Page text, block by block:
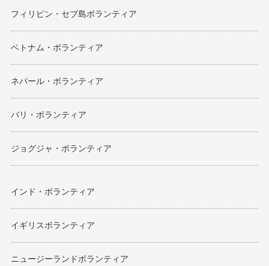
フィリピン・セブ島ボランティア
ベトナム・ボランティア
ネパール・ボランティア
バリ・ボランティア
ジョグジャ・ボランティア
インド・ボランティア
イギリスボランティア
ニュージーランドボランティア